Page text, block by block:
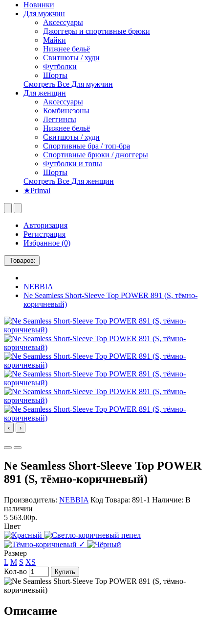
Новинки
Для мужчин
Аксессуары
Джоггеры и спортивные брюки
Майки
Нижнее бельё
Свитшоты / худи
Футболки
Шорты
Смотреть Все Для мужчин
Для женщин
Аксессуары
Комбинезоны
Леггинсы
Нижнее бельё
Свитшоты / худи
Спортивные бра / топ-бра
Спортивные брюки / джоггеры
Футболки и топы
Шорты
Смотреть Все Для женщин
★Primal
Авторизация
Регистрация
Избранное (0)
Товаров:
NEBBIA
Ne Seamless Short-Sleeve Top POWER 891 (S, тёмно-
коричневый)
‹ ›
Ne Seamless Short-Sleeve Top POWER
891 (S, тёмно-коричневый)
Производитель: NEBBIA Код Товара: 891-1 Наличие: В
наличии
5 563.00р.
Цвет
✓
Размер
L M S XS
Кол-во
Купить
Описание